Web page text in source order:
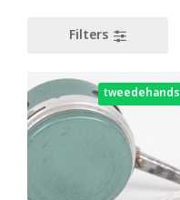
Filters
tweedehands